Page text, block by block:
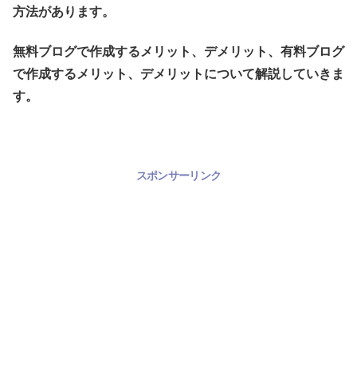
方法があります。
無料ブログで作成するメリット、デメリット、有料ブログ
で作成するメリット、デメリットについて解説していきま
す。
スポンサーリンク